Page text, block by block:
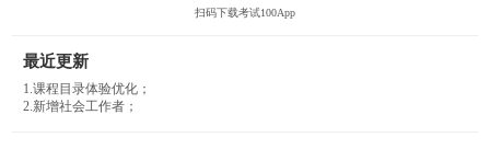
扫码下载考试100App
最近更新
1.课程目录体验优化；
2.新增社会工作者；